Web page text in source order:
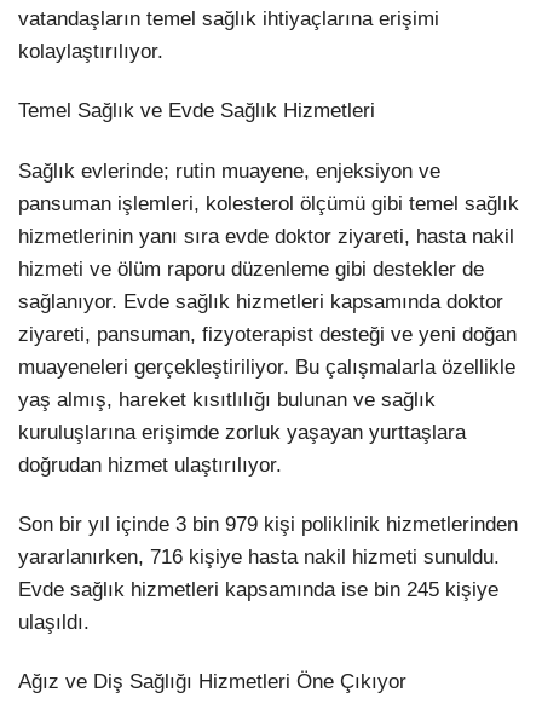
vatandaşların temel sağlık ihtiyaçlarına erişimi
kolaylaştırılıyor.
Temel Sağlık ve Evde Sağlık Hizmetleri
Sağlık evlerinde; rutin muayene, enjeksiyon ve
pansuman işlemleri, kolesterol ölçümü gibi temel sağlık
hizmetlerinin yanı sıra evde doktor ziyareti, hasta nakil
hizmeti ve ölüm raporu düzenleme gibi destekler de
sağlanıyor. Evde sağlık hizmetleri kapsamında doktor
ziyareti, pansuman, fizyoterapist desteği ve yeni doğan
muayeneleri gerçekleştiriliyor. Bu çalışmalarla özellikle
yaş almış, hareket kısıtlılığı bulunan ve sağlık
kuruluşlarına erişimde zorluk yaşayan yurttaşlara
doğrudan hizmet ulaştırılıyor.
Son bir yıl içinde 3 bin 979 kişi poliklinik hizmetlerinden
yararlanırken, 716 kişiye hasta nakil hizmeti sunuldu.
Evde sağlık hizmetleri kapsamında ise bin 245 kişiye
ulaşıldı.
Ağız ve Diş Sağlığı Hizmetleri Öne Çıkıyor